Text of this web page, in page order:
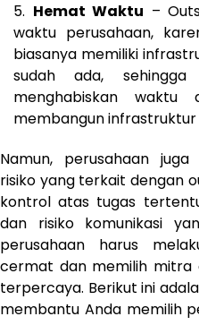
Hemat Waktu –
waktu perusahaan,
biasanya memiliki
sudah ada,
menghabiskan
membangun infrastruktur
Namun, perusahaan
risiko yang terkait dengan
kontrol atas tugas
dan risiko komunikasi
perusahaan harus
cermat dan memilih mitra
terpercaya. Berikut ini
membantu Anda memilih